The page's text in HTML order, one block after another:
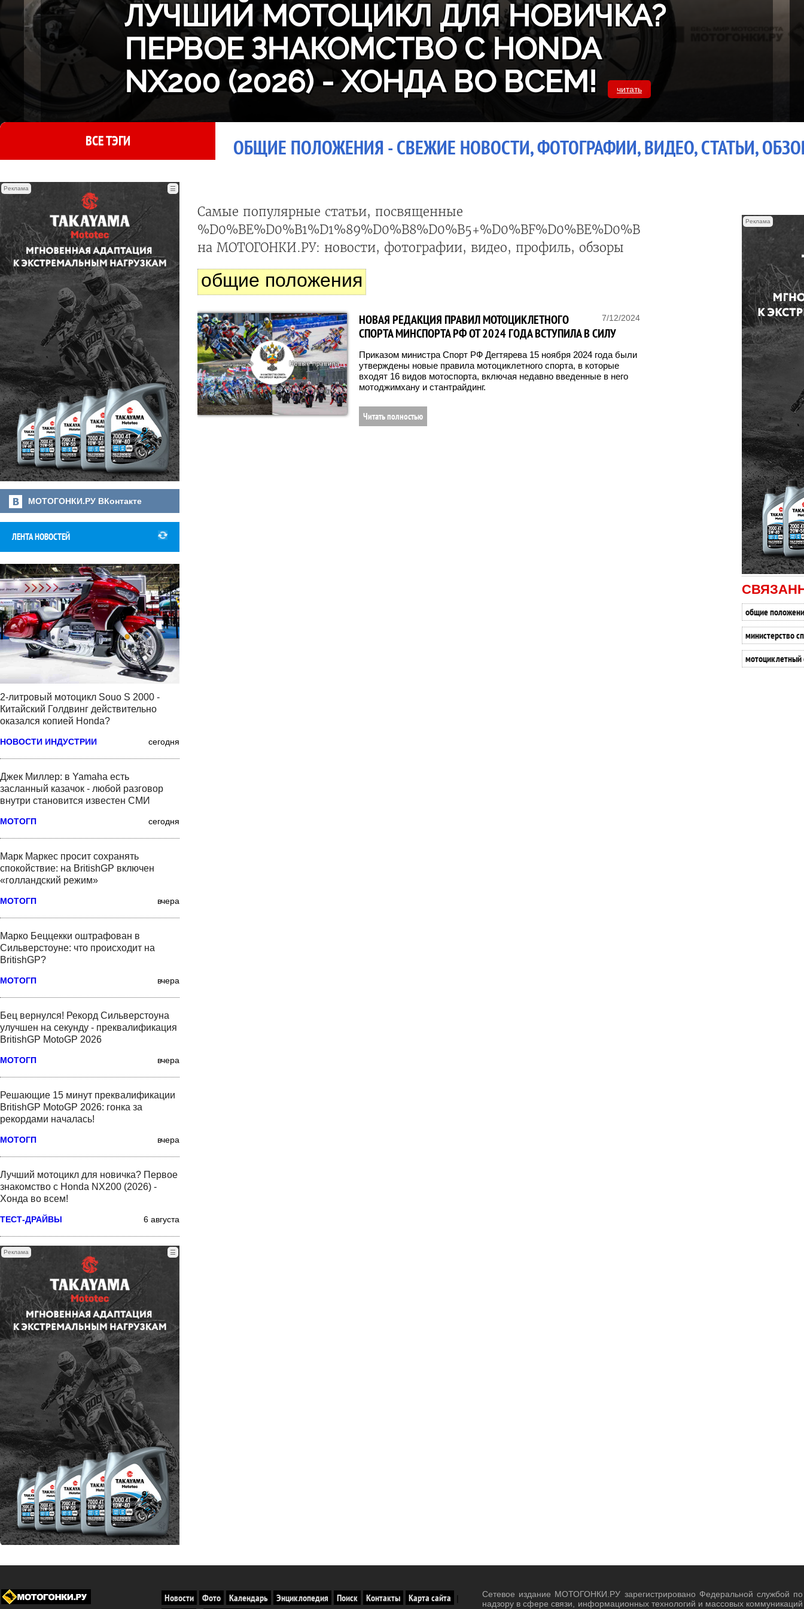
ЛУЧШИЙ МОТОЦИКЛ ДЛЯ НОВИЧКА?
ПЕРВОЕ ЗНАКОМСТВО С HONDA
NX200 (2026) - ХОНДА ВО ВСЕМ!
читать
ВСЕ ТЭГИ ОБЩИЕ ПОЛОЖЕНИЯ - СВЕЖИЕ НОВОСТИ, ФОТОГРАФИИ, ВИДЕО, СТАТЬИ,
Реклама ☰
МОТОГОНКИ.РУ ВКонтакте
ЛЕНТА НОВОСТЕЙ
2-литровый мотоцикл Souo S 2000 -
Китайский Голдвинг действительно
оказался копией Honda?
НОВОСТИ ИНДУСТРИИ сегодня
Джек Миллер: в Yamaha есть
засланный казачок - любой разговор
внутри становится известен СМИ
МОТОГП сегодня
Марк Маркес просит сохранять
спокойствие: на BritishGP включен
«голландский режим»
МОТОГП вчера
Марко Беццекки оштрафован в
Сильверстоуне: что происходит на
BritishGP?
МОТОГП вчера
Бец вернулся! Рекорд Сильверстоуна
улучшен на секунду - преквалификация
BritishGP MotoGP 2026
МОТОГП вчера
Решающие 15 минут преквалификации
BritishGP MotoGP 2026: гонка за
рекордами началась!
МОТОГП вчера
Лучший мотоцикл для новичка? Первое
знакомство с Honda NX200 (2026) -
Хонда во всем!
ТЕСТ-ДРАЙВЫ 6 августа
Реклама ☰
Самые популярные статьи, посвященные
на МОТОГОНКИ.РУ: новости, фотографии, видео, профиль, обзоры
общие положения
7/12/2024
НОВАЯ РЕДАКЦИЯ ПРАВИЛ МОТОЦИКЛЕТНОГО
СПОРТА МИНСПОРТА РФ ОТ 2024 ГОДА ВСТУПИЛА В СИЛУ
Приказом министра Спорт РФ Дегтярева 15 ноября 2024 года были
утверждены новые правила мотоциклетного спорта, в которые
входят 16 видов мотоспорта, включая недавно введенные в него
мотоджимхану и стантрайдинг.
Читать полностью
Реклама
общие
министерство
мотоциклетный
Новости Фото Календарь Энциклопедия Поиск Контакты Карта сайта |
Сетевое издание МОТОГОНКИ.РУ зарегистрировано Федеральной службой по
надзору в сфере связи, информационных технологий и массовых коммуникаций